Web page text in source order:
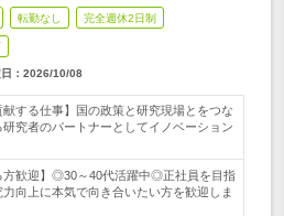
転勤なし 完全週休2日制
： 2026/10/08
献する仕事】国の政策と研究現場とをつな
究者のパートナーとしてイノベーション
方歓迎】◎30～40代活躍中◎正社員を目指
向上に本気で向き合いたい方を歓迎しま